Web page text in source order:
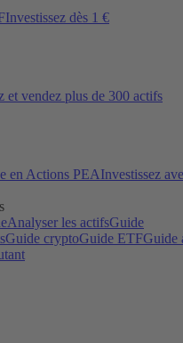
Investissez dès 1 €
et vendez plus de 300 actifs
en Actions PEAInvestissez
Analyser les actifsGuide
Guide cryptoGuide ETFGuide